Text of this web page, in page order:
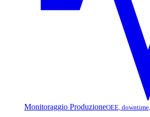
Monitoraggio ProduzioneOEE,